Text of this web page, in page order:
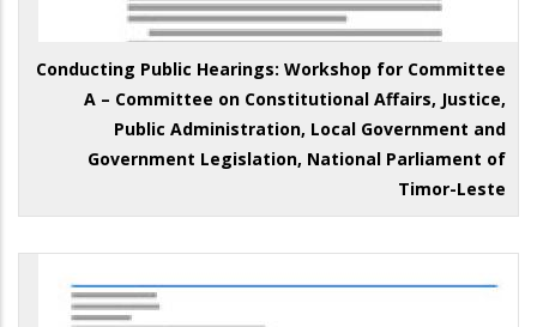
Conducting Public Hearings: Workshop for Committee
A – Committee on Constitutional Affairs, Justice,
Public Administration, Local Government and
Government Legislation, National Parliament of
Timor-Leste